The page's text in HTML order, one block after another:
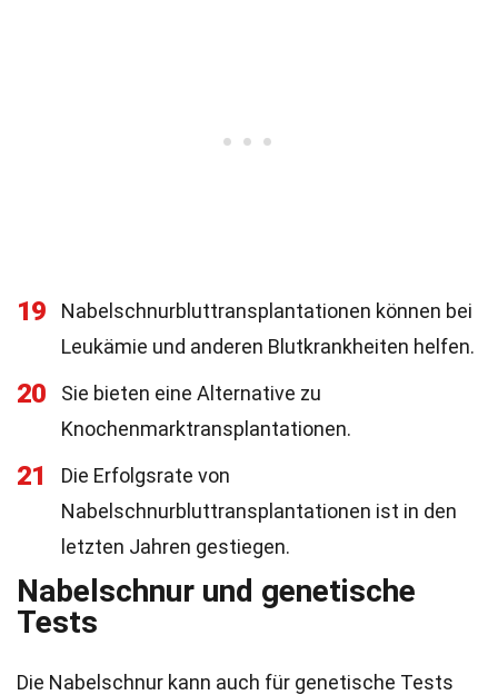
19
Nabelschnurbluttransplantationen können bei
Leukämie und anderen Blutkrankheiten helfen.
20
Sie bieten eine Alternative zu
Knochenmarktransplantationen.
21
Die Erfolgsrate von
Nabelschnurbluttransplantationen ist in den
letzten Jahren gestiegen.
Nabelschnur und genetische
Tests
Die Nabelschnur kann auch für genetische Tests